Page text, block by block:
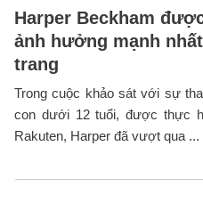
Harper Beckham
ảnh hưởng mạnh
trang
Trong cuộc khảo sát với sự
con dưới 12 tuổi, được thực
Rakuten, Harper đã vượt qua ...